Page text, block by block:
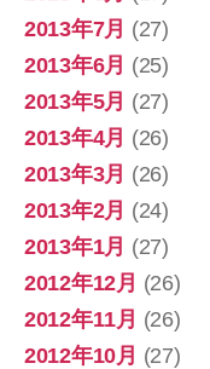
2013年7月 (27)
2013年6月 (25)
2013年5月 (27)
2013年4月 (26)
2013年3月 (26)
2013年2月 (24)
2013年1月 (27)
2012年12月 (26)
2012年11月 (26)
2012年10月 (27)